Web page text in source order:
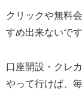
クリックや無料
すめ出来ないです
口座開設・クレ
やって行けば、